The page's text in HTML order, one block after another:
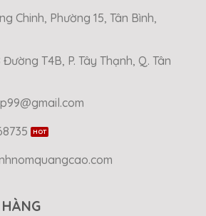
Chinh, Phường 15, Tân Bình,
T4B, P. Tây Thạnh, Q. Tân